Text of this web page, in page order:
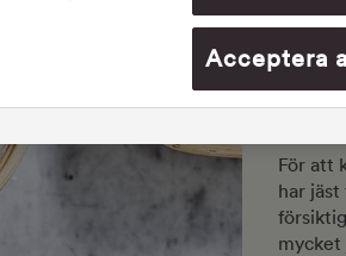
Under
Man
så får
För att
har
mycket
Acceptera